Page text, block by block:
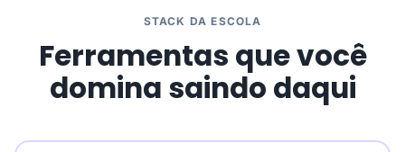
STACK DA ESCOLA
Ferramentas que você
domina saindo daqui